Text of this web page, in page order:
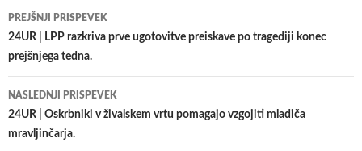
Krmarjenje
po
prispevkih
PREJŠNJI PRISPEVEK
24UR | LPP razkriva prve ugotovitve preiskave po tragediji konec
prejšnjega tedna.
NASLEDNJI PRISPEVEK
24UR | Oskrbniki v živalskem vrtu pomagajo vzgojiti mladiča
mravljinčarja.